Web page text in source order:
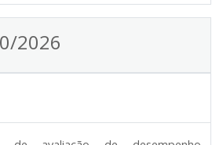
2026